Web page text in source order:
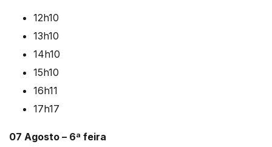
12h10
13h10
14h10
15h10
16h11
17h17
07 Agosto – 6ª feira